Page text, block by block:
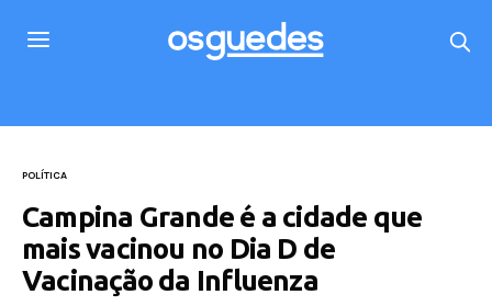
POLÍTICA
Campina Grande é a cidade que
mais vacinou no Dia D de
Vacinação da Influenza